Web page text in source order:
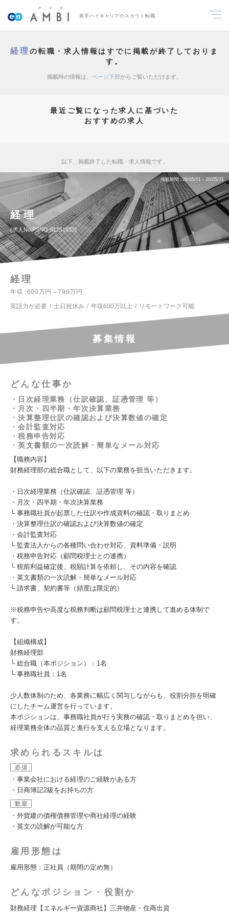
若手ハイキャリアのスカウト転職
経理 の転職・求人情報はすでに掲載が終了しておりま
す。
掲載時の情報は、 ページ下部からご覧いただけます。
最近ご覧になった求人に基づいた
おすすめの求人
以下、掲載終了した転職・求人情報です。
掲載期間 26/05/01～26/05/31
経理
求人No.PSNG-81251632
経理
年収
600万円～799万円
英語力が必要
土日祝休み 年収600万以上 リモートワーク可能
募集情報
どんな仕事か
・日次経理業務（仕訳確認、証憑管理 等）
・月次・四半期・年次決算業務
・決算整理仕訳の確認および決算数値の確定
・会計監査対応
・税務申告対応
・英文書類の一次読解・簡単なメール対応
【職務内容】
財務経理部の総合職として、以下の業務を担当いただきます。
・日次経理業務（仕訳確認、証憑管理 等）
・月次・四半期・年次決算業務
└ 事務職社員が起票した仕訳や作成資料の確認・取りまとめ
・決算整理仕訳の確認および決算数値の確定
・会計監査対応
└ 監査法人からの各種問い合わせ対応、資料準備・説明
・税務申告対応（顧問税理士との連携）
└ 税前利益確定後、税額計算を依頼し、その内容を確認
・英文書類の一次読解・簡単なメール対応
└ 請求書、契約書等（頻度は限定的）
※税務申告や高度な税務判断は顧問税理士と連携して進める体制で
す。
【組織構成】
財務経理部
└ 総合職（本ポジション）：1名
└ 事務職社員：1名
少人数体制のため、各業務に幅広く関与しながらも、役割分担を明確
にしたチーム運営を行っています。
本ポジションは、事務職社員が行う実務の確認・取りまとめを担い、
経理業務全体の品質と進行を支える立場となります。
求められるスキルは
必須
・事業会社における経理のご経験がある方
・日商簿記2級をお持ちの方
歓迎
・外貨建の債権債務管理や商社経理の経験
・英文の読解が可能な方
雇用形態は
雇用形態：正社員（期間の定め無）
どんなポジション・役割か
財務経理【エネルギー資源商社】三井物産・住商出資